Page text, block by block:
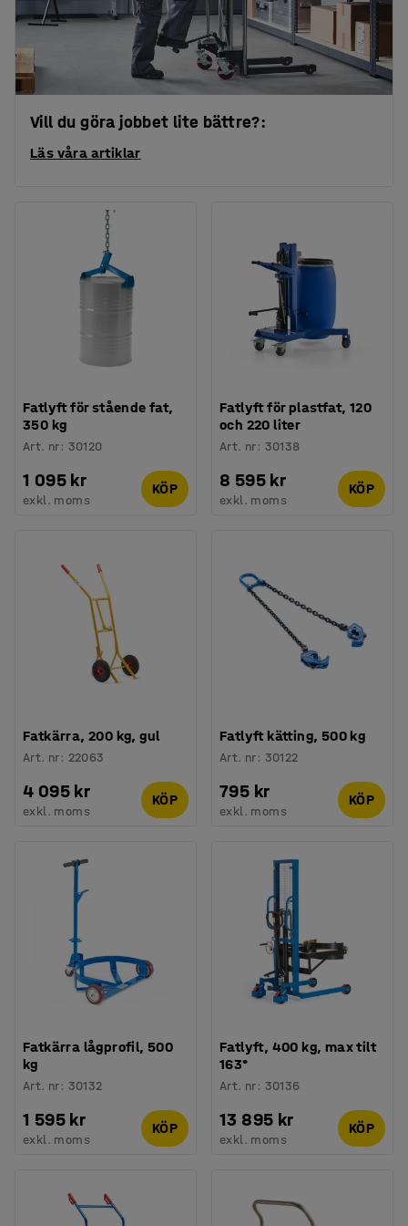
Vill du göra jobbet lite bättre?:
Läs våra artiklar
Fatlyft för stående fat,
350 kg
Art. nr: 30120
1 095 kr
exkl. moms
KÖP
Fatlyft för plastfat, 120
och 220 liter
Art. nr: 30138
8 595 kr
exkl. moms
KÖP
Fatkärra, 200 kg, gul
Art. nr: 22063
4 095 kr
exkl. moms
KÖP
Fatlyft kätting, 500 kg
Art. nr: 30122
795 kr
exkl. moms
KÖP
Fatkärra lågprofil, 500
kg
Art. nr: 30132
1 595 kr
exkl. moms
KÖP
Fatlyft, 400 kg, max tilt
163°
Art. nr: 30136
13 895 kr
exkl. moms
KÖP